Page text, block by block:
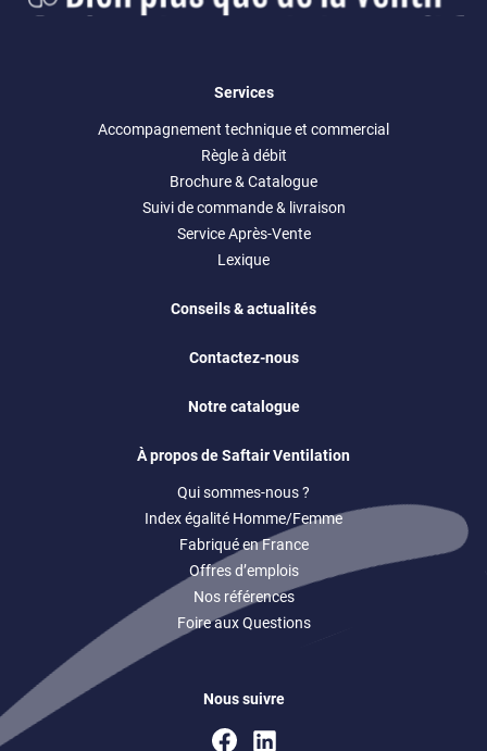
Services
Accompagnement technique et commercial
Règle à débit
Brochure & Catalogue
Suivi de commande & livraison
Service Après-Vente
Lexique
Conseils & actualités
Contactez-nous
Notre catalogue
À propos de Saftair Ventilation
Qui sommes-nous ?
Index égalité Homme/Femme
Fabriqué en France
Offres d’emplois
Nos références
Foire aux Questions
Nous suivre
Facebook